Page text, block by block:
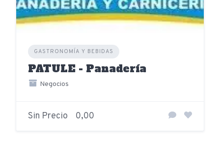
GASTRONOMÍA Y BEBIDAS
PATULE - Panadería
Negocios
Sin Precio 0,00